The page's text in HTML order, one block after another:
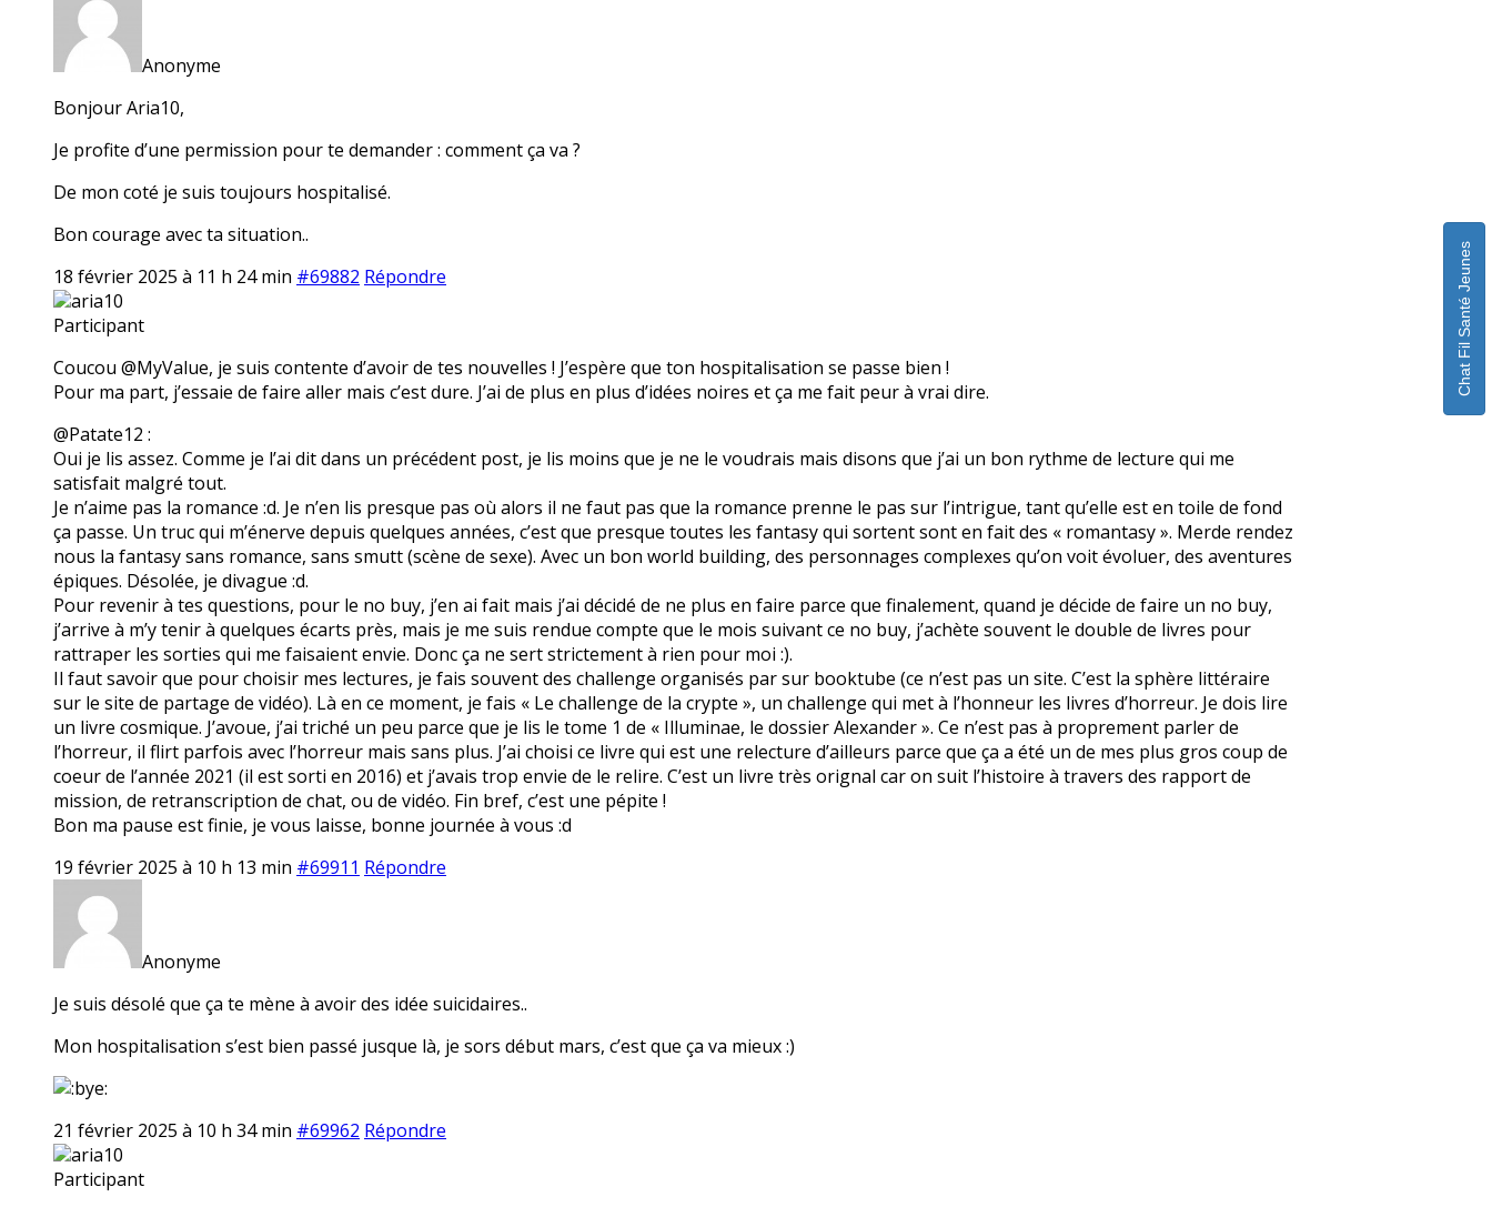
Anonyme
Bonjour Aria10,
Je profite d’une permission pour te demander : comment ça va ?
De mon coté je suis toujours hospitalisé.
Bon courage avec ta situation..
18 février 2025 à 11 h 24 min #69882 Répondre
aria10
Participant
Coucou @MyValue, je suis contente d’avoir de tes nouvelles ! J’espère que ton hospitalisation se passe bien !
Pour ma part, j’essaie de faire aller mais c’est dure. J’ai de plus en plus d’idées noires et ça me fait peur à vrai dire.
@Patate12 :
Oui je lis assez. Comme je l’ai dit dans un précédent post, je lis moins que je ne le voudrais mais disons que j’ai un bon rythme de lecture qui me
satisfait malgré tout.
Je n’aime pas la romance :d. Je n’en lis presque pas où alors il ne faut pas que la romance prenne le pas sur l’intrigue, tant qu’elle est en toile de fond
ça passe. Un truc qui m’énerve depuis quelques années, c’est que presque toutes les fantasy qui sortent sont en fait des « romantasy ». Merde rendez
nous la fantasy sans romance, sans smutt (scène de sexe). Avec un bon world building, des personnages complexes qu’on voit évoluer, des aventures
épiques. Désolée, je divague :d.
Pour revenir à tes questions, pour le no buy, j’en ai fait mais j’ai décidé de ne plus en faire parce que finalement, quand je décide de faire un no buy,
j’arrive à m’y tenir à quelques écarts près, mais je me suis rendue compte que le mois suivant ce no buy, j’achète souvent le double de livres pour
rattraper les sorties qui me faisaient envie. Donc ça ne sert strictement à rien pour moi :).
Il faut savoir que pour choisir mes lectures, je fais souvent des challenge organisés par sur booktube (ce n’est pas un site. C’est la sphère littéraire
sur le site de partage de vidéo). Là en ce moment, je fais « Le challenge de la crypte », un challenge qui met à l’honneur les livres d’horreur. Je dois lire
un livre cosmique. J’avoue, j’ai triché un peu parce que je lis le tome 1 de « Illuminae, le dossier Alexander ». Ce n’est pas à proprement parler de
l’horreur, il flirt parfois avec l’horreur mais sans plus. J’ai choisi ce livre qui est une relecture d’ailleurs parce que ça a été un de mes plus gros coup de
coeur de l’année 2021 (il est sorti en 2016) et j’avais trop envie de le relire. C’est un livre très orignal car on suit l’histoire à travers des rapport de
mission, de retranscription de chat, ou de vidéo. Fin bref, c’est une pépite !
Bon ma pause est finie, je vous laisse, bonne journée à vous :d
19 février 2025 à 10 h 13 min #69911 Répondre
Anonyme
Je suis désolé que ça te mène à avoir des idée suicidaires..
Mon hospitalisation s’est bien passé jusque là, je sors début mars, c’est que ça va mieux :)
21 février 2025 à 10 h 34 min #69962 Répondre
aria10
Participant
Chat Fil Santé Jeunes